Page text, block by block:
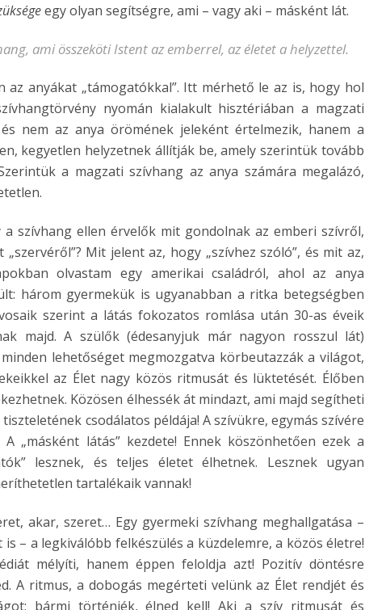
egy olyan segítségre, ami – vagy aki – másként lát.
ami összeköti Istent az emberrel, az életet a helyzettel.
az anyákat „támogatókkal”. Itt mérhető le az is, hogy hol
nyomán kialakult hisztériában a magzati
nem az anya örömének jeleként értelmezik, hanem a
kegyetlen helyzetnek állítják be, amely szerintük tovább
a magzati szívhang az anya számára megalázó,
szívhang ellen érvelők mit gondolnak az emberi szívről,
Mit jelent az, hogy „szívhez szóló”, és mit az,
olvastam egy amerikai családról, ahol az anya
három gyermekük is ugyanabban a ritka betegségben
szerint a látás fokozatos romlása után 30-as éveik
majd. A szülők (édesanyjuk már nagyon rosszul lát)
lehetőséget megmozgatva körbeutazzák a világot,
az Élet nagy közös ritmusát és lüktetését. Élőben
Közösen élhessék át mindazt, ami majd segítheti
csodálatos példája! A szívükre, egymás szívére
„másként látás” kezdete! Ennek köszönhetően ezek a
lesznek, és teljes életet élhetnek. Lesznek ugyan
tartalékaik vannak!
akar, szeret… Egy gyermeki szívhang meghallgatása –
– a legkiválóbb felkészülés a küzdelemre, a közös életre!
mélyíti, hanem éppen feloldja azt! Pozitív döntésre
A ritmus, a dobogás megérteti velünk az Élet rendjét és
bármi történjék, élned kell! Aki a szív ritmusát és